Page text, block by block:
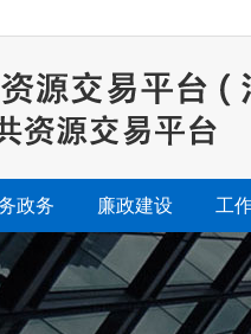
政务 廉政建设 工